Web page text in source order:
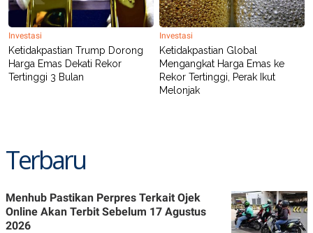
Investasi
Ketidakpastian Trump Dorong
Harga Emas Dekati Rekor
Tertinggi 3 Bulan
Investasi
Ketidakpastian Global
Mengangkat Harga Emas ke
Rekor Tertinggi, Perak Ikut
Melonjak
Terbaru
Menhub Pastikan Perpres Terkait Ojek
Online Akan Terbit Sebelum 17 Agustus
2026